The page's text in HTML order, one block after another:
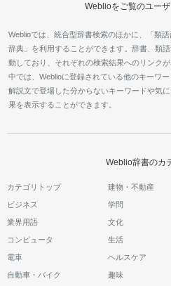
Weblioをご覧のユー
Weblioでは、統合型辞書検索のほかに、「類
辞典」を利用することができます。辞書、類
動しており、それぞれの検索結果へのリンク
中では、Weblioに登録されている他のキーワ
解説文で登場した分からないキーワードや気
果を表示することができます。
Weblio辞書のカ
カテゴリトップ 建物・不動産
ビジネス 学問
業界用語 文化
コンピュータ 生活
電車 ヘルスケア
自動車・バイク 趣味